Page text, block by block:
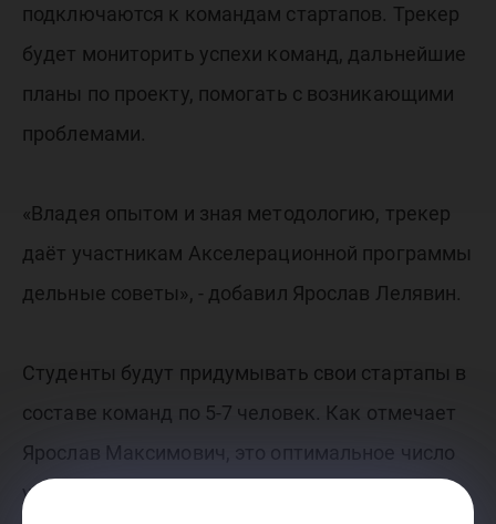
подключаются к командам стартапов. Трекер
будет мониторить успехи команд, дальнейшие
планы по проекту, помогать с возникающими
проблемами.
«Владея опытом и зная методологию, трекер
даёт участникам Акселерационной программы
дельные советы», - добавил Ярослав Лелявин.
Студенты будут придумывать свои стартапы в
составе команд по 5-7 человек. Как отмечает
Ярослав Максимович, это оптимальное число
участников: «Выше семи человек